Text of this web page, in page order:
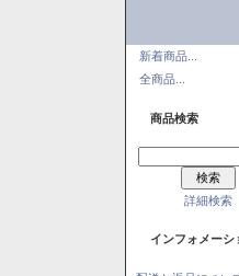
新着商品...
全商品...
商品検索
詳細検索
インフォメーシ